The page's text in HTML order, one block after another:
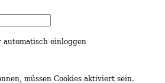
automatisch einloggen
müssen Cookies aktiviert sein.